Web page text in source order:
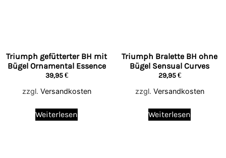
Triumph gefütterter BH mit
Bügel Ornamental Essence
39,95€
zzgl. Versandkosten
Weiterlesen
Triumph Bralette BH ohne
Bügel Sensual Curves
29,95€
zzgl. Versandkosten
Weiterlesen